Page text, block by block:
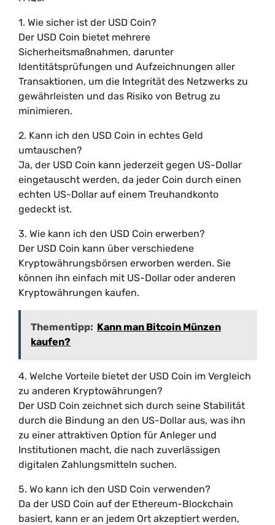
1. Wie sicher ist der USD Coin?
Der USD Coin bietet mehrere
Sicherheitsmaßnahmen, darunter
Identitätsprüfungen und Aufzeichnungen aller
Transaktionen, um die Integrität des Netzwerks zu
gewährleisten und das Risiko von Betrug zu
minimieren.
2. Kann ich den USD Coin in echtes Geld
umtauschen?
Ja, der USD Coin kann jederzeit gegen US-Dollar
eingetauscht werden, da jeder Coin durch einen
echten US-Dollar auf einem Treuhandkonto
gedeckt ist.
3. Wie kann ich den USD Coin erwerben?
Der USD Coin kann über verschiedene
Kryptowährungsbörsen erworben werden. Sie
können ihn einfach mit US-Dollar oder anderen
Kryptowährungen kaufen.
Thementipp: Kann man Bitcoin Münzen
kaufen?
4. Welche Vorteile bietet der USD Coin im Vergleich
zu anderen Kryptowährungen?
Der USD Coin zeichnet sich durch seine Stabilität
durch die Bindung an den US-Dollar aus, was ihn
zu einer attraktiven Option für Anleger und
Institutionen macht, die nach zuverlässigen
digitalen Zahlungsmitteln suchen.
5. Wo kann ich den USD Coin verwenden?
Da der USD Coin auf der Ethereum-Blockchain
basiert, kann er an jedem Ort akzeptiert werden,